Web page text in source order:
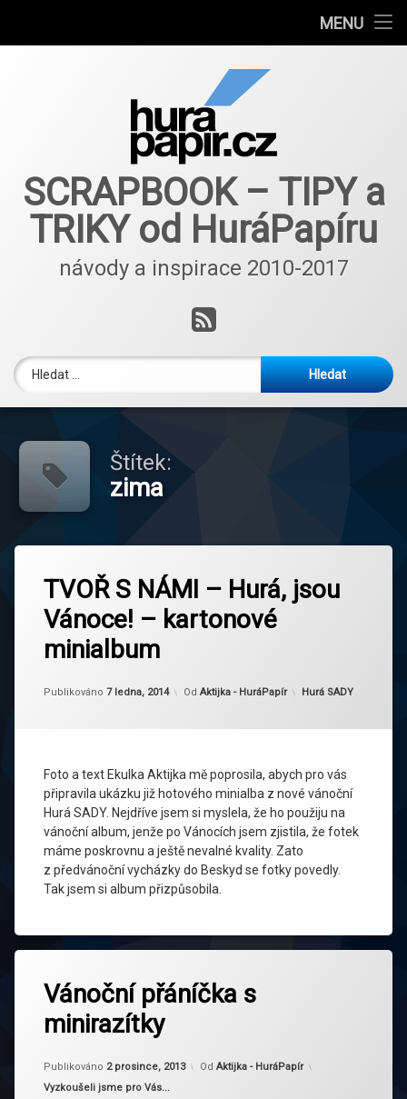
MENU
Nové nápady a inspirace ScrapBlog od 2018
SCRAPBOOK – TIPY a
TRIKY od HuráPapíru
návody a inspirace 2010-2017
RSS
Vyhledávání
Štítek:
zima
TVOŘ S NÁMI – Hurá, jsou
Vánoce! – kartonové
minialbum
Publikováno 7 ledna, 2014
Aktualizováno 7 ledna, 2014
Od Aktijka - HuráPapír Kategorie:
Hurá SADY
Foto a text Ekulka Aktijka mě poprosila, abych pro vás
připravila ukázku již hotového minialba z nové vánoční
Hurá SADY. Nejdříve jsem si myslela, že ho použiju na
vánoční album, jenže po Vánocích jsem zjistila, že fotek
máme poskrovnu a ještě nevalné kvality. Zato
z předvánoční vycházky do Beskyd se fotky povedly.
Tak jsem si album přizpůsobila.
Ekulka
minialbum
zima
Vánoční přáníčka s
minirazítky
Publikováno 2 prosince, 2013 Od Aktijka - HuráPapír
Kategorie:
Vyzkoušeli jsme pro Vás...
Astarte
BIRMINGHAM
Vánoce
zima